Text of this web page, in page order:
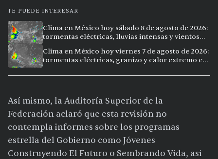
TE PUEDE INTERESAR
Clima en México hoy sábado 8 de agosto de 2026:
tormentas eléctricas, lluvias intensas y vientos
Clima en México hoy viernes 7 de agosto de 2026:
tormentas eléctricas, granizo y calor extremo en
Así mismo, la Auditoría Superior de la
Federación aclaró que esta revisión no
contempla informes sobre los programas
estrella del Gobierno como Jóvenes
Construyendo El Futuro o Sembrando Vida, así